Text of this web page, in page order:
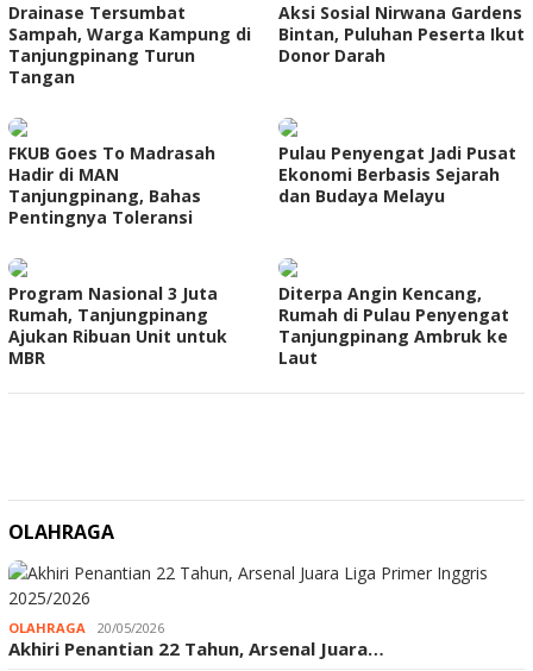
Drainase Tersumbat
Sampah, Warga Kampung di
Tanjungpinang Turun
Tangan
Aksi Sosial Nirwana Gardens
Bintan, Puluhan Peserta Ikut
Donor Darah
FKUB Goes To Madrasah
Hadir di MAN
Tanjungpinang, Bahas
Pentingnya Toleransi
Pulau Penyengat Jadi Pusat
Ekonomi Berbasis Sejarah
dan Budaya Melayu
Program Nasional 3 Juta
Rumah, Tanjungpinang
Ajukan Ribuan Unit untuk
MBR
Diterpa Angin Kencang,
Rumah di Pulau Penyengat
Tanjungpinang Ambruk ke
Laut
OLAHRAGA
OLAHRAGA 20/05/2026
Akhiri Penantian 22 Tahun, Arsenal Juara…